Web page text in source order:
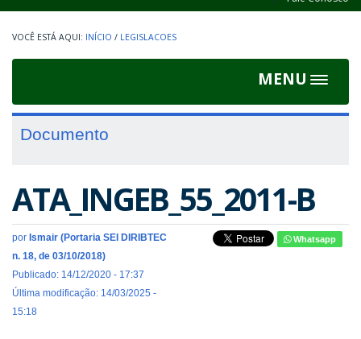
INÍCIO / LEGISLACOES
MENU
Toggle
Documento
ATA_INGEB_55_2011-B
por Ismair (Portaria SEI DIRIBTEC
n. 18, de 03/10/2018)
Publicado: 14/12/2020 - 17:37
Última modificação: 14/03/2025 -
15:18
Whatsapp